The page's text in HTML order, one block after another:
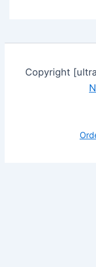
Copyright